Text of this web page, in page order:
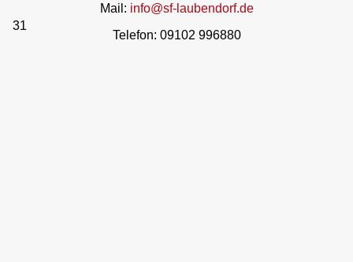
31
Mail: info@sf-laubendorf.de
Telefon: 09102 996880